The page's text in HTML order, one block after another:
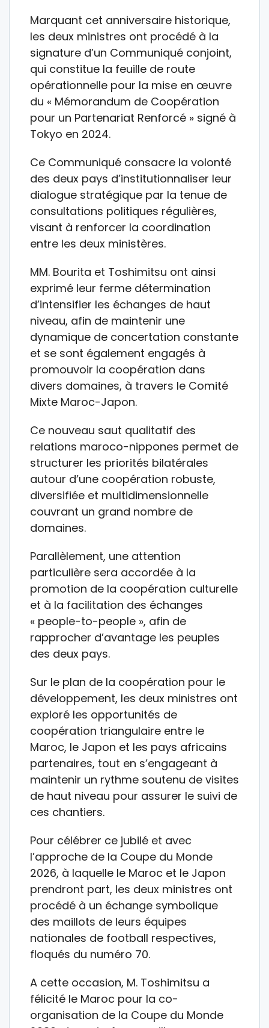
Marquant cet anniversaire historique,
les deux ministres ont procédé à la
signature d’un Communiqué conjoint,
qui constitue la feuille de route
opérationnelle pour la mise en œuvre
du « Mémorandum de Coopération
pour un Partenariat Renforcé » signé à
Tokyo en 2024.
Ce Communiqué consacre la volonté
des deux pays d’institutionnaliser leur
dialogue stratégique par la tenue de
consultations politiques régulières,
visant à renforcer la coordination
entre les deux ministères.
MM. Bourita et Toshimitsu ont ainsi
exprimé leur ferme détermination
d’intensifier les échanges de haut
niveau, afin de maintenir une
dynamique de concertation constante
et se sont également engagés à
promouvoir la coopération dans
divers domaines, à travers le Comité
Mixte Maroc-Japon.
Ce nouveau saut qualitatif des
relations maroco-nippones permet de
structurer les priorités bilatérales
autour d’une coopération robuste,
diversifiée et multidimensionnelle
couvrant un grand nombre de
domaines.
Parallèlement, une attention
particulière sera accordée à la
promotion de la coopération culturelle
et à la facilitation des échanges
« people-to-people », afin de
rapprocher d’avantage les peuples
des deux pays.
Sur le plan de la coopération pour le
développement, les deux ministres ont
exploré les opportunités de
coopération triangulaire entre le
Maroc, le Japon et les pays africains
partenaires, tout en s’engageant à
maintenir un rythme soutenu de visites
de haut niveau pour assurer le suivi de
ces chantiers.
Pour célébrer ce jubilé et avec
l’approche de la Coupe du Monde
2026, à laquelle le Maroc et le Japon
prendront part, les deux ministres ont
procédé à un échange symbolique
des maillots de leurs équipes
nationales de football respectives,
floqués du numéro 70.
A cette occasion, M. Toshimitsu a
félicité le Maroc pour la co-
organisation de la Coupe du Monde